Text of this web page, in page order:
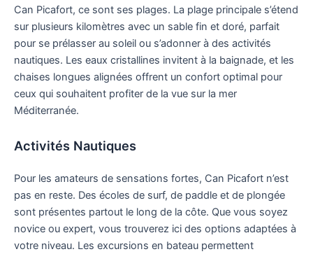
Can Picafort, ce sont ses plages. La plage principale s’étend
sur plusieurs kilomètres avec un sable fin et doré, parfait
pour se prélasser au soleil ou s’adonner à des activités
nautiques. Les eaux cristallines invitent à la baignade, et les
chaises longues alignées offrent un confort optimal pour
ceux qui souhaitent profiter de la vue sur la mer
Méditerranée.
Activités Nautiques
Pour les amateurs de sensations fortes, Can Picafort n’est
pas en reste. Des écoles de surf, de paddle et de plongée
sont présentes partout le long de la côte. Que vous soyez
novice ou expert, vous trouverez ici des options adaptées à
votre niveau. Les excursions en bateau permettent